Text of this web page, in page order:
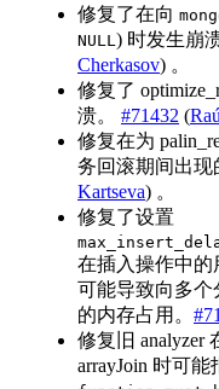
修复了在向
NULL ) 时发生崩
Cherkasov) 。
修复了
溃。 #71432 (
修复在为
务回滚期间出现
Kartseva) 。
修复了设置
在插入操作中的
可能导致向多个
的内存占用。
修复旧 analyzer
arrayJoin 时可